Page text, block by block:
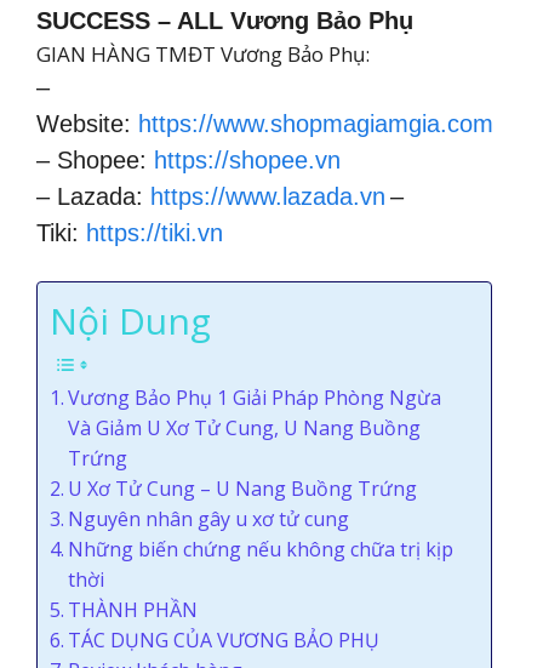
SUCCESS – ALL Vương Bảo Phụ
GIAN HÀNG TMĐT Vương Bảo Phụ:
–
Website: https://www.shopmagiamgia.com
– Shopee: https://shopee.vn
– Lazada: https://www.lazada.vn –
Tiki: https://tiki.vn
Nội Dung
Vương Bảo Phụ 1 Giải Pháp Phòng Ngừa
Và Giảm U Xơ Tử Cung, U Nang Buồng
Trứng
U Xơ Tử Cung – U Nang Buồng Trứng
Nguyên nhân gây u xơ tử cung
Những biến chứng nếu không chữa trị kịp
thời
THÀNH PHẦN
TÁC DỤNG CỦA VƯƠNG BẢO PHỤ